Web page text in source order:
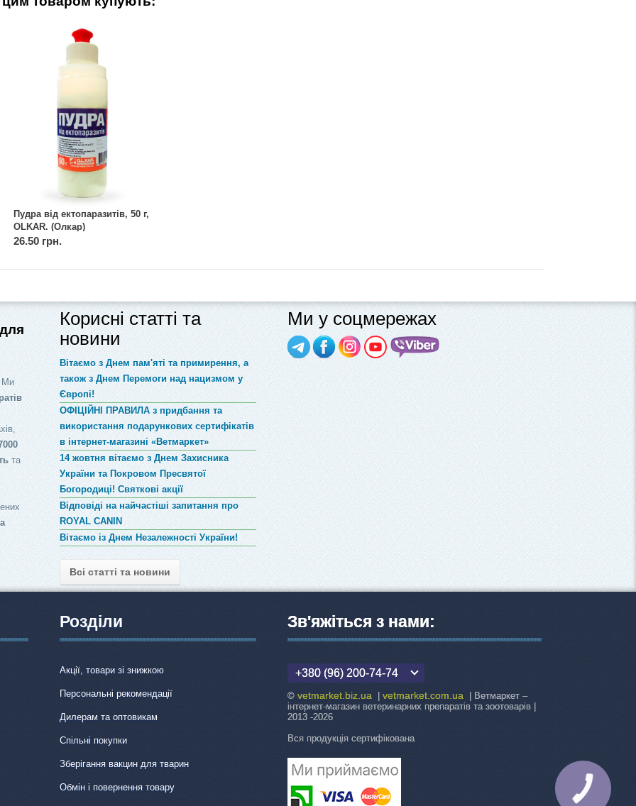
Пудра від ектопаразитів, 50 г,
OLKAR. (Олкар)
26.50 грн.
та
Корисні статті та
новини
Вітаємо з Днем пам'яті та примирення, а
також з Днем Перемоги над нацизмом у
Європі!
ОФІЦІЙНІ ПРАВИЛА з придбання та
використання подарункових сертифікатів
в інтернет-магазині «Ветмаркет»
14 жовтня вітаємо з Днем Захисника
України та Покровом Пресвятої
Богородиці! Святкові акції
Відповіді на найчастіші запитання про
ROYAL CANIN
Вітаємо із Днем Незалежності України!
Всі статті та новини
Ми у соцмережах
Розділи
Акції, товари зі знижкою
Персональні рекомендації
Дилерам та оптовикам
Спільні покупки
Зберігання вакцин для тварин
Обмін і повернення товару
Зв'яжіться з нами:
+380 (96) 200-74-74
©vetmarket.biz.ua |vetmarket.com.ua | Ветмаркет –
інтернет-магазин ветеринарних препаратів та зоотоварів |
2013 -2026
Вся продукція сертифікована
КНОПКА
ЗВ'ЯЗКУ